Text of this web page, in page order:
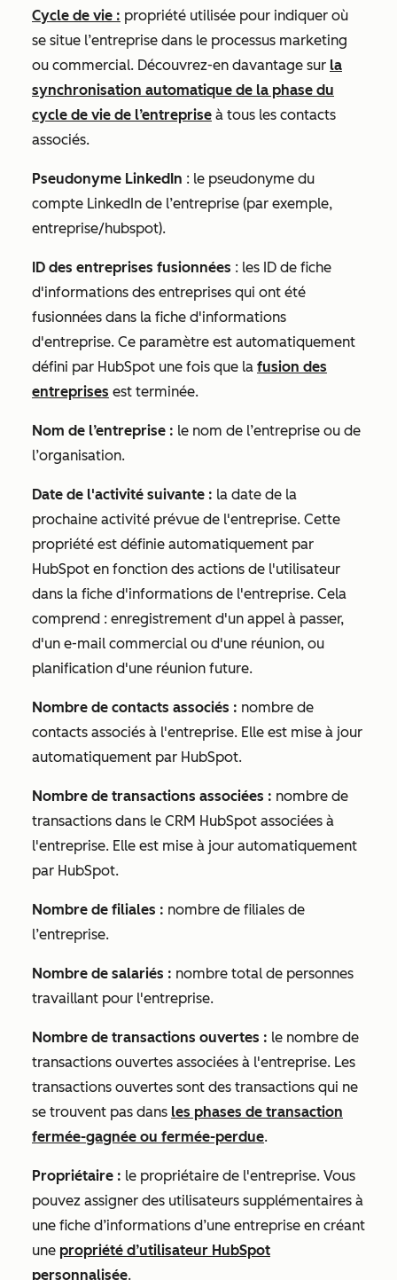
Cycle de vie : propriété utilisée pour indiquer où
se situe l’entreprise dans le processus marketing
ou commercial. Découvrez-en davantage sur la
synchronisation automatique de la phase du
cycle de vie de l’entreprise à tous les contacts
associés.
Pseudonyme LinkedIn : le pseudonyme du
compte LinkedIn de l’entreprise (par exemple,
entreprise/hubspot).
ID des entreprises fusionnées : les ID de fiche
d'informations des entreprises qui ont été
fusionnées dans la fiche d'informations
d'entreprise. Ce paramètre est automatiquement
défini par HubSpot une fois que la fusion des
entreprises est terminée.
Nom de l’entreprise : le nom de l’entreprise ou de
l’organisation.
Date de l'activité suivante : la date de la
prochaine activité prévue de l'entreprise. Cette
propriété est définie automatiquement par
HubSpot en fonction des actions de l'utilisateur
dans la fiche d'informations de l'entreprise. Cela
comprend : enregistrement d'un appel à passer,
d'un e-mail commercial ou d'une réunion, ou
planification d'une réunion future.
Nombre de contacts associés : nombre de
contacts associés à l'entreprise. Elle est mise à jour
automatiquement par HubSpot.
Nombre de transactions associées : nombre de
transactions dans le CRM HubSpot associées à
l'entreprise. Elle est mise à jour automatiquement
par HubSpot.
Nombre de filiales : nombre de filiales de
l’entreprise.
Nombre de salariés : nombre total de personnes
travaillant pour l'entreprise.
Nombre de transactions ouvertes : le nombre de
transactions ouvertes associées à l'entreprise. Les
transactions ouvertes sont des transactions qui ne
se trouvent pas dans les phases de transaction
fermée-gagnée ou fermée-perdue.
Propriétaire : le propriétaire de l'entreprise. Vous
pouvez assigner des utilisateurs supplémentaires à
une fiche d’informations d’une entreprise en créant
une propriété d’utilisateur HubSpot
personnalisée.